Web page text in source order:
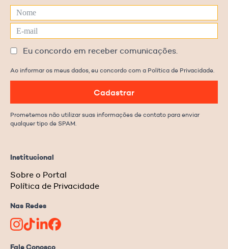
Institucional
Sobre o Portal
Política de Privacidade
Nas Redes
Fale Conosco
Eu concordo em receber comunicações.
Ao informar os meus dados, eu concordo com a Política de Privacidade.
Cadastrar
Prometemos não utilizar suas informações de contato para enviar
qualquer tipo de SPAM.